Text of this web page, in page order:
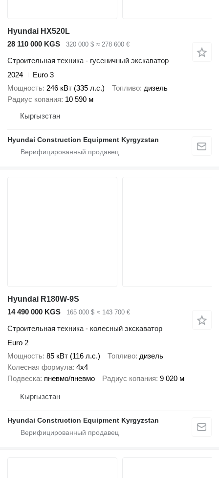
Hyundai HX520L
28 110 000 KGS
320 000 $ ≈ 278 600 €
Строительная техника - гусеничный экскаватор
2024
Euro 3
Мощность 246 кВт (335 л.с.) Топливо дизель
Радиус копания 10 590 м
Кыргызстан
Hyundai Construction Equipment Kyrgyzstan
Hyundai R180W-9S
14 490 000 KGS
165 000 $ ≈ 143 700 €
Строительная техника - колесный экскаватор
Euro 2
Мощность 85 кВт (116 л.с.) Топливо дизель
Колесная формула 4x4
Подвеска пневмо/пневмо Радиус копания 9 020 м
Кыргызстан
Hyundai Construction Equipment Kyrgyzstan